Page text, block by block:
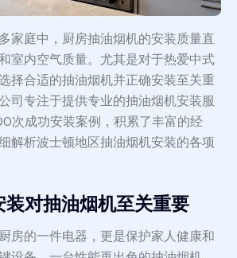
家庭中，厨房抽油烟机的安装质量直
室内空气质量。尤其是对于热爱中式
择合适的抽油烟机并正确安装至关重
司专注于提供专业的抽油烟机安装服
次成功安装案例，积累了丰富的经
解析波士顿地区抽油烟机安装的各项
对抽油烟机至关重要
房的一件电器，更是保护家人健康和